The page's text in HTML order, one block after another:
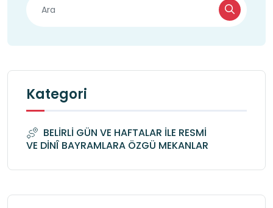
Kategori
BELİRLİ GÜN VE HAFTALAR İLE RESMİ
VE DİNÎ BAYRAMLARA ÖZGÜ MEKANLAR